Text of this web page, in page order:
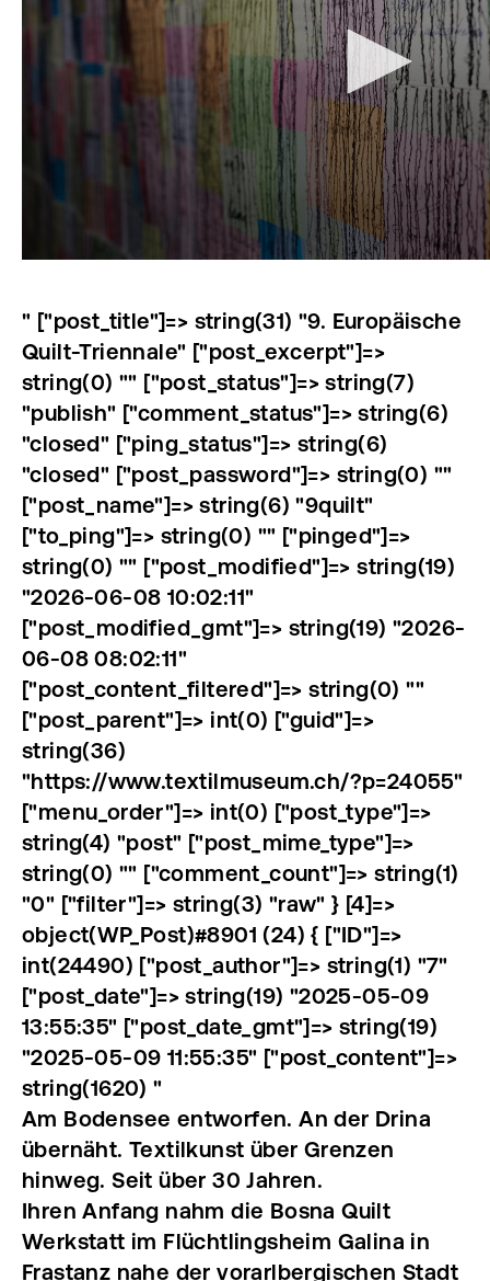
" ["post_title"]=> string(31) "9. Europäische
Quilt-Triennale" ["post_excerpt"]=>
string(0) "" ["post_status"]=> string(7)
"publish" ["comment_status"]=> string(6)
"closed" ["ping_status"]=> string(6)
"closed" ["post_password"]=> string(0) ""
["post_name"]=> string(6) "9quilt"
["to_ping"]=> string(0) "" ["pinged"]=>
string(0) "" ["post_modified"]=> string(19)
"2026-06-08 10:02:11"
["post_modified_gmt"]=> string(19) "2026-
06-08 08:02:11"
["post_content_filtered"]=> string(0) ""
["post_parent"]=> int(0) ["guid"]=>
string(36)
"https://www.textilmuseum.ch/?p=24055"
["menu_order"]=> int(0) ["post_type"]=>
string(4) "post" ["post_mime_type"]=>
string(0) "" ["comment_count"]=> string(1)
"0" ["filter"]=> string(3) "raw" } [4]=>
object(WP_Post)#8901 (24) { ["ID"]=>
int(24490) ["post_author"]=> string(1) "7"
["post_date"]=> string(19) "2025-05-09
13:55:35" ["post_date_gmt"]=> string(19)
"2025-05-09 11:55:35" ["post_content"]=>
string(1620) "
Am Bodensee entworfen. An der Drina
übernäht. Textilkunst über Grenzen
hinweg. Seit über 30 Jahren.
Ihren Anfang nahm die Bosna Quilt
Werkstatt im Flüchtlingsheim Galina in
Frastanz nahe der vorarlbergischen Stadt